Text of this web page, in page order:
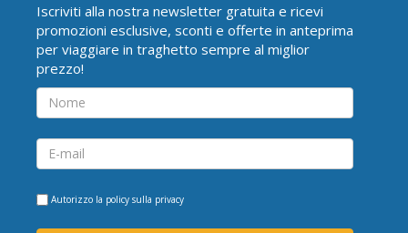
Iscriviti alla nostra newsletter gratuita e ricevi
promozioni esclusive, sconti e offerte in anteprima
per viaggiare in traghetto sempre al miglior
prezzo!
Autorizzo la policy sulla privacy